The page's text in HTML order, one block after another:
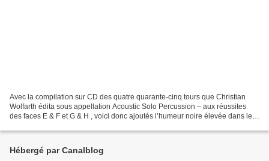
Avec la compilation sur CD des quatre quarante-cinq tours que Christian
Wolfarth édita sous appellation Acoustic Solo Percussion – aux réussites
des faces E & F et G & H , voici donc ajoutés l’humeur noire élevée dans le
Hébergé par Canalblog